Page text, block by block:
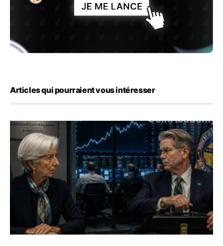
Articles qui pourraient vous intéresser
Yen : Washington a vendu des euros sans prévenir la